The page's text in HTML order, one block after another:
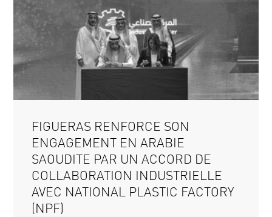
FIGUERAS RENFORCE SON
ENGAGEMENT EN ARABIE
SAOUDITE PAR UN ACCORD DE
COLLABORATION INDUSTRIELLE
AVEC NATIONAL PLASTIC FACTORY
(NPF)